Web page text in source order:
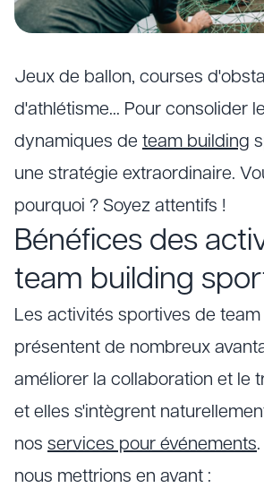
Jeux de ballon, courses
d'athlétisme… Pour consolider
dynamiques de team building
une stratégie extraordinaire.
pourquoi ? Soyez attentifs !
Bénéfices des
team building
Les activités sportives de
présentent de nombreux
améliorer la collaboration et le
et elles s'intègrent
nos services pour événements
nous mettrions en avant :